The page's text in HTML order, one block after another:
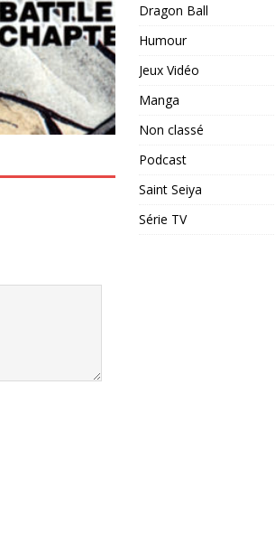
Dragon Ball
Humour
Jeux Vidéo
Manga
Non classé
Podcast
Saint Seiya
Série TV